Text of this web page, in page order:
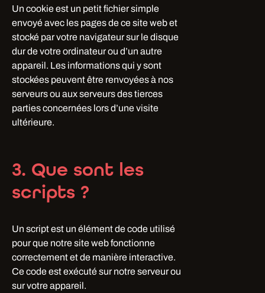
Un cookie est un petit fichier simple
envoyé avec les pages de ce site web et
stocké par votre navigateur sur le disque
dur de votre ordinateur ou d’un autre
appareil. Les informations qui y sont
stockées peuvent être renvoyées à nos
serveurs ou aux serveurs des tierces
parties concernées lors d’une visite
ultérieure.
3. Que sont les
scripts ?
Un script est un élément de code utilisé
pour que notre site web fonctionne
correctement et de manière interactive.
Ce code est exécuté sur notre serveur ou
sur votre appareil.